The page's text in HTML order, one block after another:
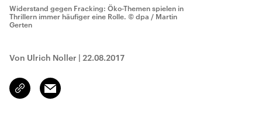
Widerstand gegen Fracking: Öko-Themen spielen in
Thrillern immer häufiger eine Rolle. © dpa / Martin
Gerten
Von Ulrich Noller | 22.08.2017
Link
kopieren/teilen
Email